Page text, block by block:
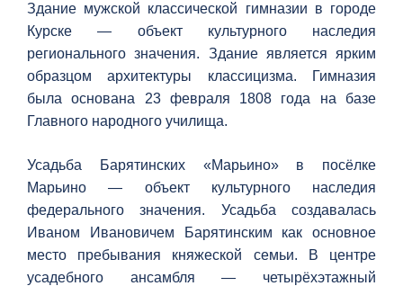
Здание мужской классической гимназии в городе
Курске — объект культурного наследия
регионального значения. Здание является ярким
образцом архитектуры классицизма. Гимназия
была основана 23 февраля 1808 года на базе
Главного народного училища.
Усадьба Барятинских «Марьино» в посёлке
Марьино — объект культурного наследия
федерального значения. Усадьба создавалась
Иваном Ивановичем Барятинским как основное
место пребывания княжеской семьи. В центре
усадебного ансамбля — четырёхэтажный